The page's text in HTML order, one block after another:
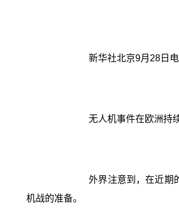
新华社北京9月28日电
无人机事件在欧洲持
外界注意到，在近期
机战的准备。